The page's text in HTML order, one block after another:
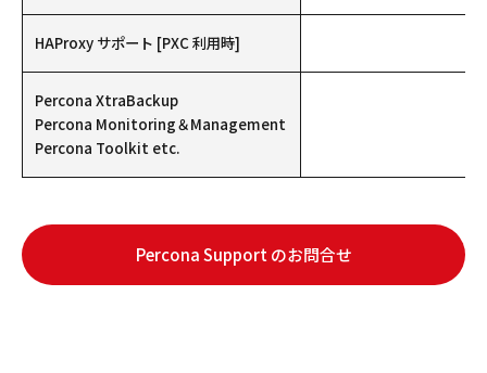
HAProxy サポート [PXC 利用時]
Percona XtraBackup
Percona Monitoring＆Management
Percona Toolkit etc.
Percona Support のお問合せ